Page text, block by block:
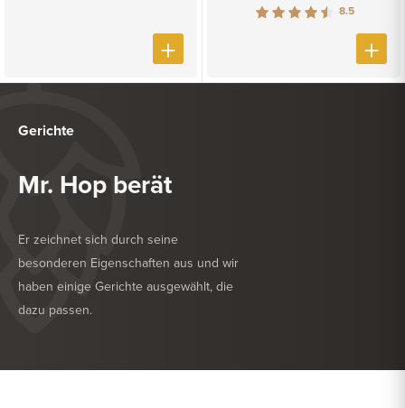
8.5
Gerichte
Mr. Hop berät
Er zeichnet sich durch seine
besonderen Eigenschaften aus und wir
haben einige Gerichte ausgewählt, die
dazu passen.
KÖSTLICH ZU